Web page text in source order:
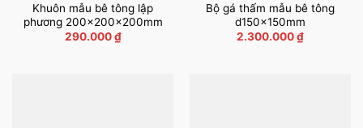
Khuôn mẫu bê tông lập
phương 200x200x200mm
290.000₫
Bộ gá thấm mẫu bê tông
d150x150mm
2.300.000₫